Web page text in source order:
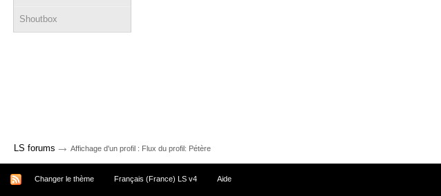
Shoutbox
LS forums → Affichage d'un profil : Flux du profil: Pétère
Changer le thème Français (France) LS v4 Aide